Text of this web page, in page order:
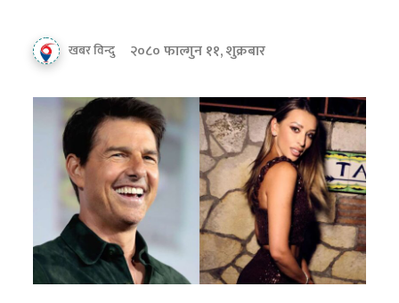
खबर विन्दु २०८० फाल्गुन ११, शुक्रबार